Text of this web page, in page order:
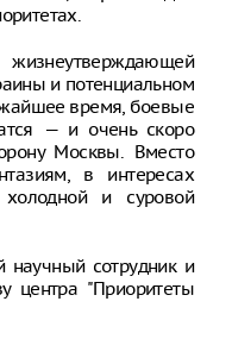
и потенциальном
время, боевые
— и очень скоро
Москвы. Вместо
в интересах
и суровой
сотрудник и
центра "Приоритеты